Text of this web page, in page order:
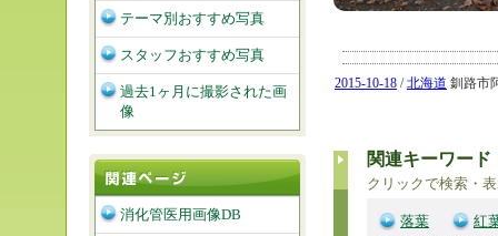
2015-10-18 /北海道 釧路市
関連キーワード
クリックで検索・
落葉
紅
テーマ別おすすめ写真
スタッフおすすめ写真
過去1ヶ月に撮影された画
像
消化管医用画像DB